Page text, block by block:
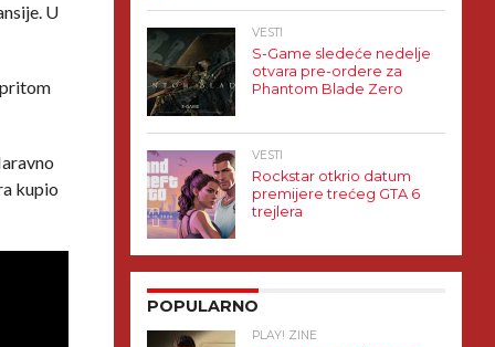
U
kupio
VESTI
S-Game sledeće nedelje
otvara pre-ordere za
Phantom Blade Zero
VESTI
Rockstar otkrio datum
premijere trećeg GTA 6
trejlera
POPULARNO
PLAY! ZINE